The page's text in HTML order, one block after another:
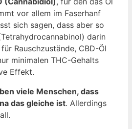
vor allem im Faserhanf
sich sagen, dass aber so
darin
Rauschzustände, CBD-Öl
minimalen THC-Gehalts
Effekt.
viele Menschen, dass
das gleiche ist. Allerdings